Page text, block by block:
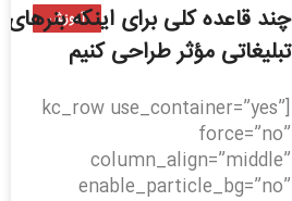
آموزش
چند قاعده کلی برای اینکه بنرهای
تبلیغاتی مؤثر طراحی کنیم
[kc_row use_container=”yes”
force=”no”
column_align=”middle”
enable_particle_bg=”no”